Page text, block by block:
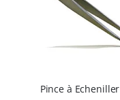
Pince à Echeniller